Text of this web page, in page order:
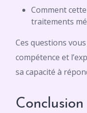
Comment
traitements
Ces questions
compétence et
sa capacité à
Conclusion